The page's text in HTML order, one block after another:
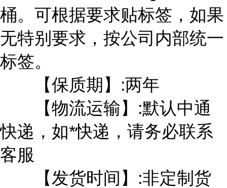
桶。可根据要求贴标签，如果
无特别要求，按公司内部统一
标签。
【保质期】:两年
【物流运输】:默认中通
快递，如*快递，请务必联系
客服
【发货时间】:非定制货